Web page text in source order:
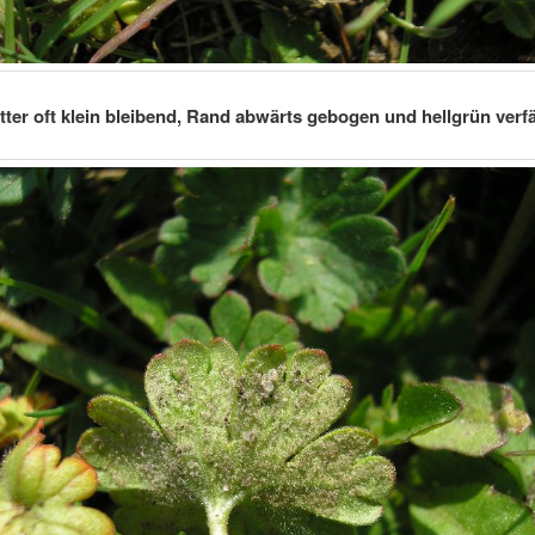
oft klein bleibend, Rand abwärts gebogen und hellgrün